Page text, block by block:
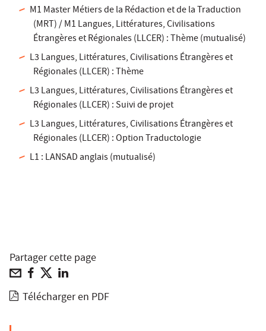
M1 Master Métiers de la Rédaction et de la Traduction
(MRT) / M1 Langues, Littératures, Civilisations
Étrangères et Régionales (LLCER) : Thème (mutualisé)
L3 Langues, Littératures, Civilisations Étrangères et
Régionales (LLCER) : Thème
L3 Langues, Littératures, Civilisations Étrangères et
Régionales (LLCER) : Suivi de projet
L3 Langues, Littératures, Civilisations Étrangères et
Régionales (LLCER) : Option Traductologie
L1 : LANSAD anglais (mutualisé)
Partager cette page
Télécharger en PDF